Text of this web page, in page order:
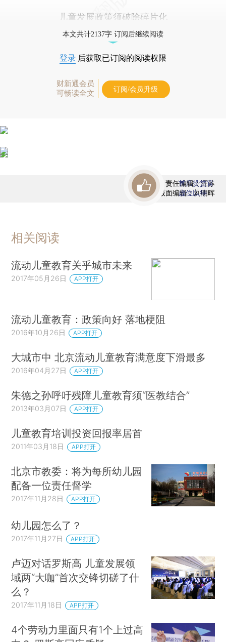
儿童发展政策须破除碎片化
本文共计2137字 订阅后继续阅读
登录 后获取已订阅的阅读权限
财新通会员
可畅读全文
订阅/会员升级
责任编辑：汪苏
版面编辑：刘明晖
首席赞赏官
虚位以待
相关阅读
流动儿童教育关乎城市未来
2017年05月26日 APP打开
流动儿童教育：政策向好 落地梗阻
2016年10月26日 APP打开
大城市中 北京流动儿童教育满意度下滑最多
2016年04月27日 APP打开
朱德之孙呼吁残障儿童教育须“医教结合”
2013年03月07日 APP打开
儿童教育培训投资回报率居首
2011年03月18日 APP打开
北京市教委：将为每所幼儿园
配备一位责任督学
2017年11月28日 APP打开
幼儿园怎么了？
2017年11月27日 APP打开
卢迈对话罗斯高 儿童发展领
域两“大咖”首次交锋切磋了什
么？
2017年11月18日 APP打开
4个劳动力里面只有1个上过高